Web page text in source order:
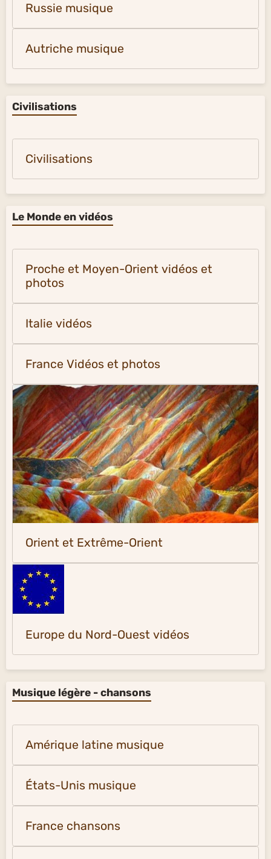
Russie musique
Autriche musique
Civilisations
Civilisations
Le Monde en vidéos
Proche et Moyen-Orient vidéos et
photos
Italie vidéos
France Vidéos et photos
Orient et Extrême-Orient
Europe du Nord-Ouest vidéos
Musique légère - chansons
Amérique latine musique
États-Unis musique
France chansons